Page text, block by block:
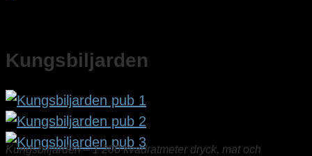
Kungsbiljarden
Kungsbiljarden – 1 200 kvadratmeter dryck, mat och